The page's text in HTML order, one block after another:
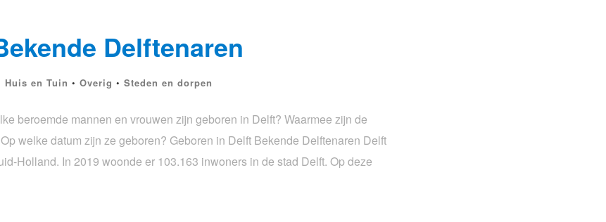
Delftenaren
Huis en Tuin • Overig • Steden en dorpen
beroemde mannen en vrouwen zijn geboren in Delft? Waarmee zijn de
welke datum zijn ze geboren? Geboren in Delft Bekende Delftenaren Delft
Holland. In 2019 woonde er 103.163 inwoners in de stad Delft. Op deze